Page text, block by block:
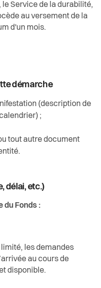
Service de la durabilité,
au versement de la
d'un mois.
démarche
(description de
;
tout autre document
délai, etc.)
du Fonds :
les demandes
au cours de
disponible.